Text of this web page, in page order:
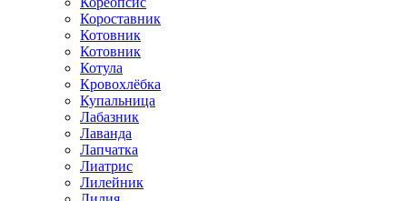
Короставник
Котовник
Котовник
Котула
Кровохлёбка
Купальница
Лабазник
Лаванда
Лапчатка
Лиатрис
Лилейник